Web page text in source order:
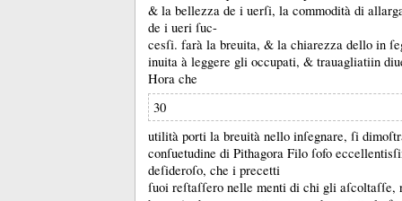
& la bellezza de i uerſi, la commodità di
de i ueri ſuc-
cesſi. farà la breuita, & la chiarezza dello in
inuita à leggere gli occupati, & trauagliatiin
Hora che
30
utilità porti la breuità nello inſegnare, ſi
conſuetudine di Pithagora Filo ſofo
deſideroſo, che i precetti
ſuoi reſtaſſero nelle menti di chi gli aſcoltaſſe,